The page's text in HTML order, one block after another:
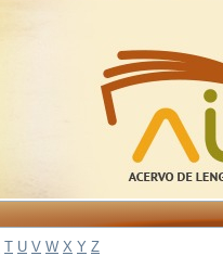
T U V W X Y Z